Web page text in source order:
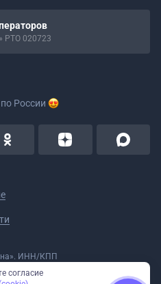
РТО 020723
по России
ИНН/КПП
59-18-006319 (Приказ № 321 от
согласие